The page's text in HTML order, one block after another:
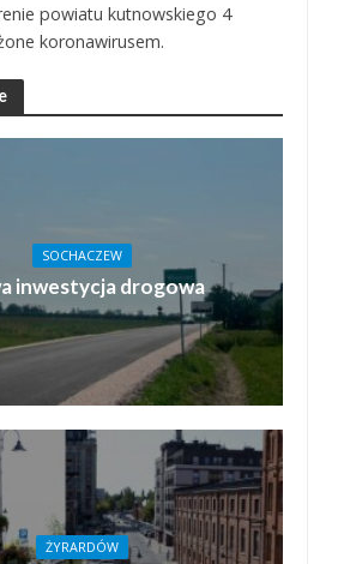
powiatu kutnowskiego 4
koronawirusem.
SOCHACZEW
inwestycja drogowa
ŻYRARDÓW